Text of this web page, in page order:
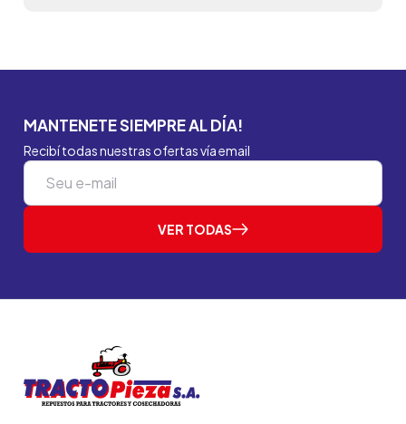
MANTENETE SIEMPRE AL DÍA!
Recibí todas nuestras ofertas vía email
VER TODAS